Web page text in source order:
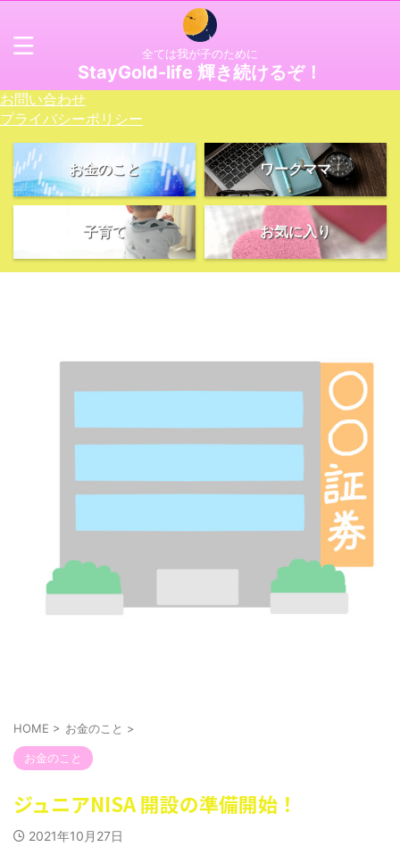
全ては我が子のために
StayGold-life 輝き続けるぞ！
お問い合わせ
プライバシーポリシー
お金のこと ワークママ
子育て お気に入り
HOME > お金のこと >
お金のこと
ジュニアNISA 開設の準備開始！
2021年10月27日